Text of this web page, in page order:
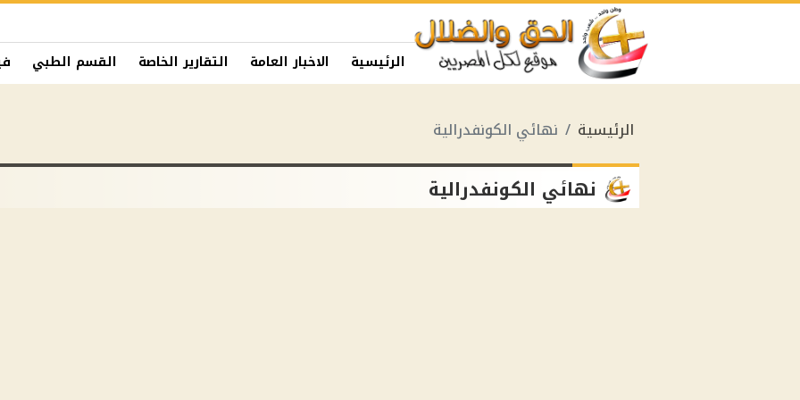
الرئيسية الاخبار العامة التقارير الخاصة القسم الطبي
الرئيسية نهائي الكونفدرالية
نهائي الكونفدرالية